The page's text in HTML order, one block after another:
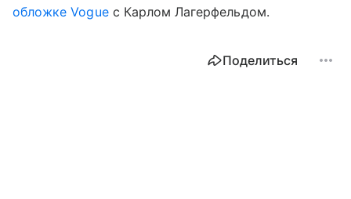
обложке Vogueс Карлом Лагерфельдом.
Поделиться